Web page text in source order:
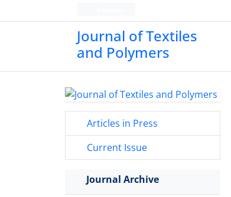
Journal of Textiles
and Polymers
Articles in Press
Current Issue
Journal Archive